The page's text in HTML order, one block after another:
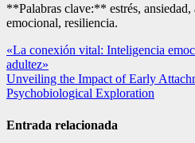
**Palabras clave:** estrés, ansiedad,
emocional, resiliencia.
Navegación
de
entradas
«La conexión vital: Inteligencia
adultez»
Unveiling the Impact of Early
Psychobiological Exploration
Entrada relacionada